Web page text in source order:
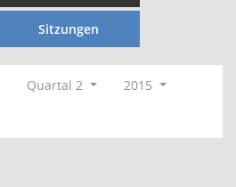
Sitzungen
Quartal 2
2015